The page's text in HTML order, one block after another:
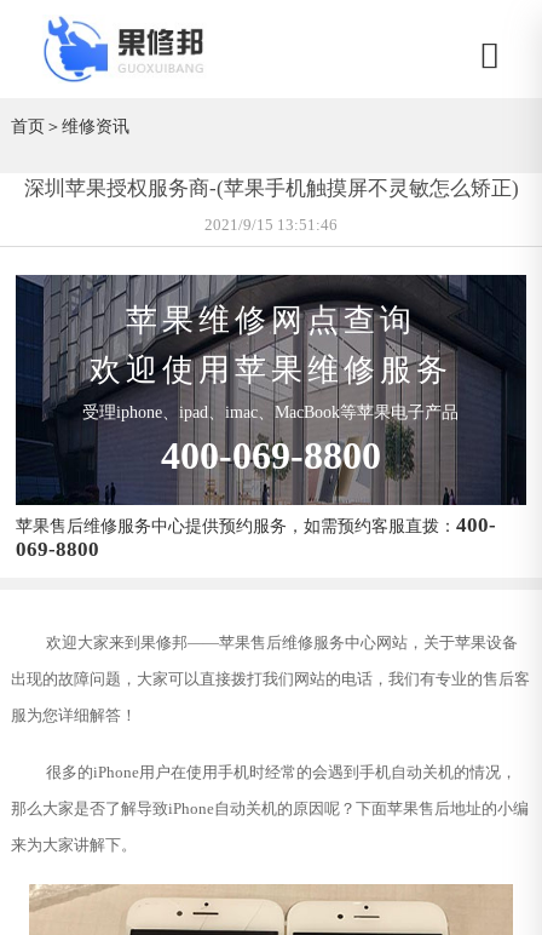
首页＞维修资讯
深圳苹果授权服务商-(苹果手机触摸屏不灵敏怎么矫正)
2021/9/15 13:51:46
苹果维修网点查询
欢迎使用苹果维修服务
受理iphone、ipad、imac、MacBook等苹果电子产品
400-069-8800
苹果售后维修服务中心提供预约服务，如需预约客服直拨：400-
069-8800
欢迎大家来到果修邦——苹果售后维修服务中心网站，关于苹果设备
出现的故障问题，大家可以直接拨打我们网站的电话，我们有专业的售后客
服为您详细解答！
很多的iPhone用户在使用手机时经常的会遇到手机自动关机的情况，
那么大家是否了解导致iPhone自动关机的原因呢？下面苹果售后地址的小编
来为大家讲解下。